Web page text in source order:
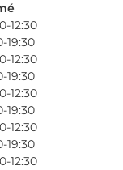
12:30
19:30
12:30
19:30
12:30
19:30
12:30
19:30
12:30